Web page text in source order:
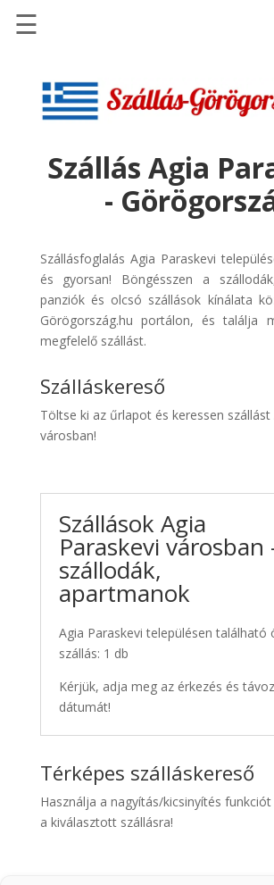
Szállások
Repülőjegy
pénzvisszatérítéssel
Discover
Cars
Transzfer
Kiwi
Taxi
☰
Szállás Agia
-
Szállásfoglalás Agia Paraskevi
és gyorsan! Böngésszen a
panziók és olcsó szállások kínálata
Görögország.hu portálon, és találja
megfelelő szállást.
Szálláskereső
Töltse ki az űrlapot és keressen szállást
városban!
Szállások Agia
Paraskevi városban
szállodák,
apartmanok
Agia Paraskevi településen található
szállás: 1 db
Kérjük, adja meg az érkezés és
dátumát!
Térképes szálláskereső
Használja a nagyítás/kicsinyítés
a kiválasztott szállásra!